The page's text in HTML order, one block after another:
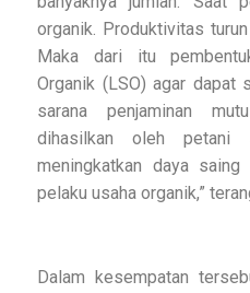
organik. Produktivitas
Maka dari itu
Organik (LSO) agar dapat
sarana penjaminan
dihasilkan oleh petani
meningkatkan daya
pelaku usaha organik,”
Dalam kesempatan